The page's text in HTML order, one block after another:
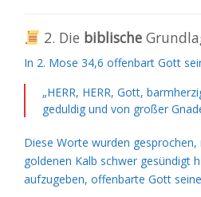
2. Die biblische
In 2. Mose 34,6 offenbart Gott
„HERR, HERR, Gott,
geduldig und von großer
Diese Worte wurden
goldenen Kalb schwer gesündigt
aufzugeben, offenbarte Gott